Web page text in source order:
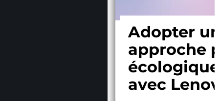
Adopter
approche
écologique
avec